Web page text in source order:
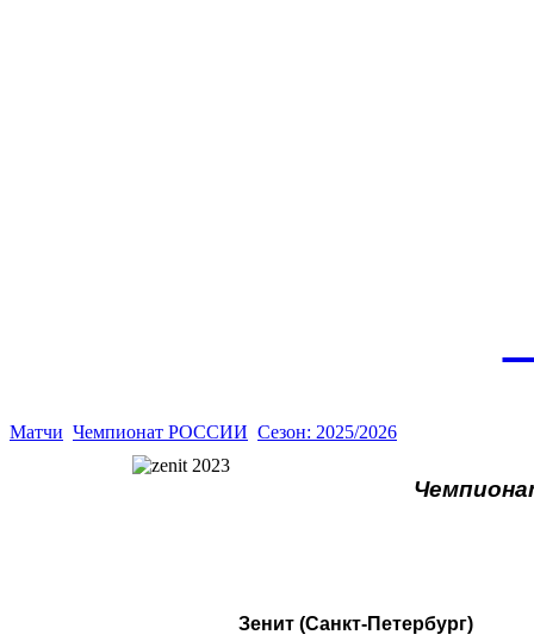
Матчи Чемпионат РОССИИ Сезон: 2025/2026
Зенит (Санкт-Петербург)